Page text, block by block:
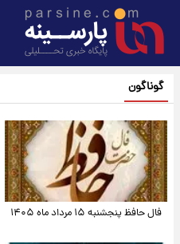
گوناگون
فال حافظ پنجشنبه ۱۵ مرداد ماه ۱۴۰۵